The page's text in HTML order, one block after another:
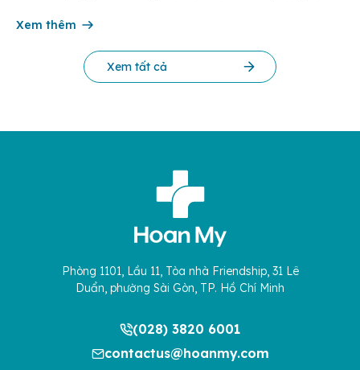
nước: Công ty Cổ phần cấp nước Nghệ An […]
Xem thêm
Xem tất cả
Phòng 1101, Lầu 11, Tòa nhà Friendship, 31 Lê
Duẩn, phường Sài Gòn, TP. Hồ Chí Minh
(028) 3820 6001
contactus@hoanmy.com